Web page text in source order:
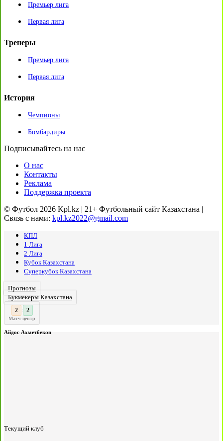
Премьер лига
Первая лига
Тренеры
Премьер лига
Первая лига
История
Чемпионы
Бомбардиры
Подписывайтесь на нас
О нас
Контакты
Реклама
Поддержка проекта
© Футбол 2026 Kpl.kz | 21+ Футбольный сайт Казахстана |
Связь с нами: kpl.kz2022@gmail.com
КПЛ
1 Лига
2 Лига
Кубок Казахстана
Суперкубок Казахстана
Прогнозы
Букмекеры Казахстана
3 : 2
Матч-центр
Айдос Ахметбеков
Текущий клуб